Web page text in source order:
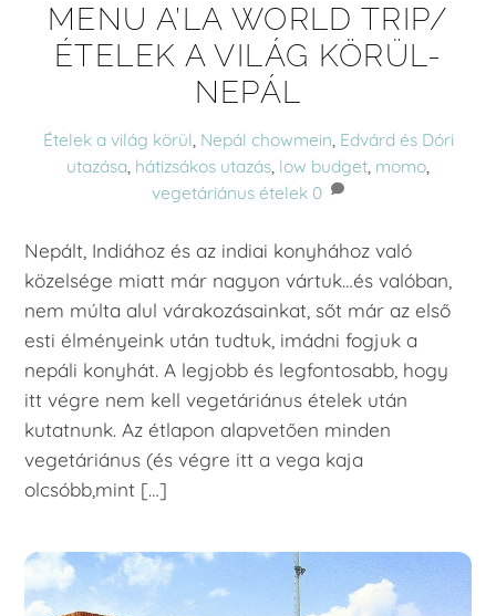
MENU A’LA WORLD TRIP/
ÉTELEK A VILÁG KÖRÜL-
NEPÁL
Ételek a világ körül, Nepál chowmein, Edvárd és Dóri
utazása, hátizsákos utazás, low budget, momo,
vegetáriánus ételek 0
Nepált, Indiához és az indiai konyhához való
közelsége miatt már nagyon vártuk…és valóban,
nem múlta alul várakozásainkat, sőt már az első
esti élményeink után tudtuk, imádni fogjuk a
nepáli konyhát. A legjobb és legfontosabb, hogy
itt végre nem kell vegetáriánus ételek után
kutatnunk. Az étlapon alapvetően minden
vegetáriánus (és végre itt a vega kaja
olcsóbb,mint […]